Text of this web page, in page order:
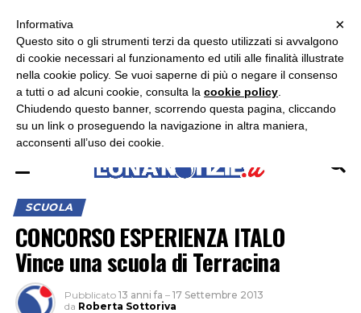
ASCOLTA RADIO LUNA
SCUOLA
CONCORSO ESPERIENZA ITALO
Vince una scuola di Terracina
Pubblicato 13 anni fa – 17 Settembre 2013
da Roberta Sottoriva
×
×
Informativa
Questo sito o gli strumenti terzi da questo utilizzati si avvalgono
di cookie necessari al funzionamento ed utili alle finalità illustrate
nella cookie policy. Se vuoi saperne di più o negare il consenso
a tutti o ad alcuni cookie, consulta la cookie policy
Chiudendo questo banner, scorrendo questa pagina, cliccando
su un link o proseguendo la navigazione in altra maniera,
acconsenti all’uso dei cookie.